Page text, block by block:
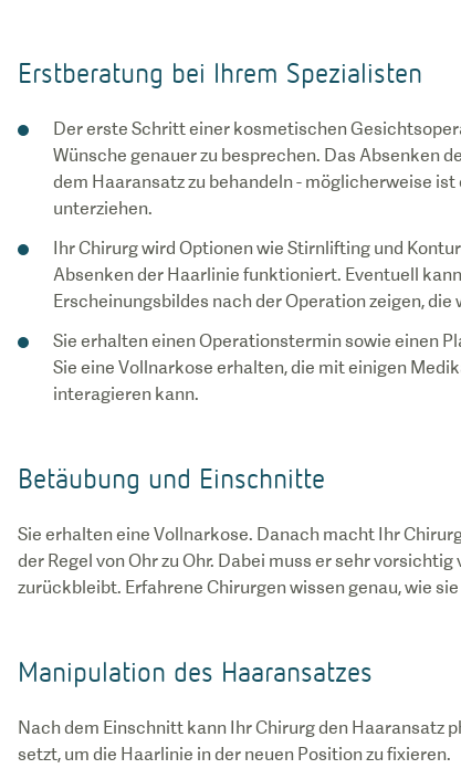
Erstberatung bei Ihrem Spezialisten
Der erste Schritt einer kosmetischen
Wünsche genauer zu besprechen. Das Absenken
dem Haaransatz zu behandeln - möglicherweise
unterziehen.
Ihr Chirurg wird Optionen wie Stirnlifting und
Absenken der Haarlinie funktioniert. Eventuell
Erscheinungsbildes nach der Operation zeigen,
Sie erhalten einen Operationstermin sowie einen
Sie eine Vollnarkose erhalten, die mit einigen
interagieren kann.
Betäubung und Einschnitte
Sie erhalten eine Vollnarkose. Danach macht Ihr
der Regel von Ohr zu Ohr. Dabei muss er sehr
zurückbleibt. Erfahrene Chirurgen wissen genau, wie
Manipulation des Haaransatzes
Nach dem Einschnitt kann Ihr Chirurg den Haaransatz
setzt, um die Haarlinie in der neuen Position zu fixieren.